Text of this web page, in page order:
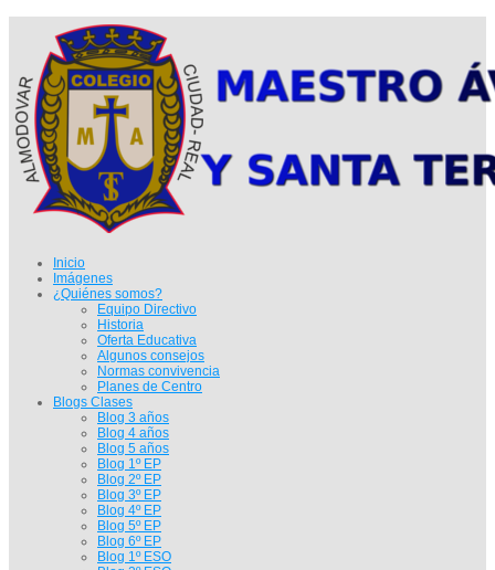
Inicio
Imágenes
¿Quiénes somos?
Equipo Directivo
Historia
Oferta Educativa
Algunos consejos
Normas convivencia
Planes de Centro
Blogs Clases
Blog 3 años
Blog 4 años
Blog 5 años
Blog 1º EP
Blog 2º EP
Blog 3º EP
Blog 4º EP
Blog 5º EP
Blog 6º EP
Blog 1º ESO